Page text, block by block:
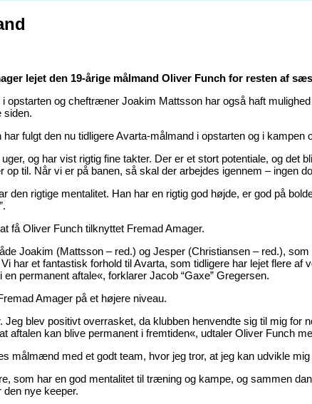
lejet den 19-årige målmand Oliver Funch for resten af
og cheftræner Joakim Mattsson har også haft
siden.
fulgt den nu tidligere Avarta-målmand i opstarten og i
og har vist rigtig fine takter. Der er et stort potentiale, og det
til. Når vi er på banen, så skal der arbejdes igennem – ingen
den rigtige mentalitet. Han har en rigtig god højde, er god på
få Oliver Funch tilknyttet Fremad Amager.
Joakim (Mattsson – red.) og Jesper (Christiansen – red.),
har et fantastisk forhold til Avarta, som tidligere har lejet flere
permanent aftale«, forklarer Jacob “Gaxe” Gregersen.
Amager på et højere niveau.
blev positivt overrasket, da klubben henvendte sig til mig for
aftalen kan blive permanent i fremtiden«, udtaler Oliver Funch
målmænd med et godt team, hvor jeg tror, at jeg kan udvikle
som har en god mentalitet til træning og kampe, og sammen
den nye keeper.